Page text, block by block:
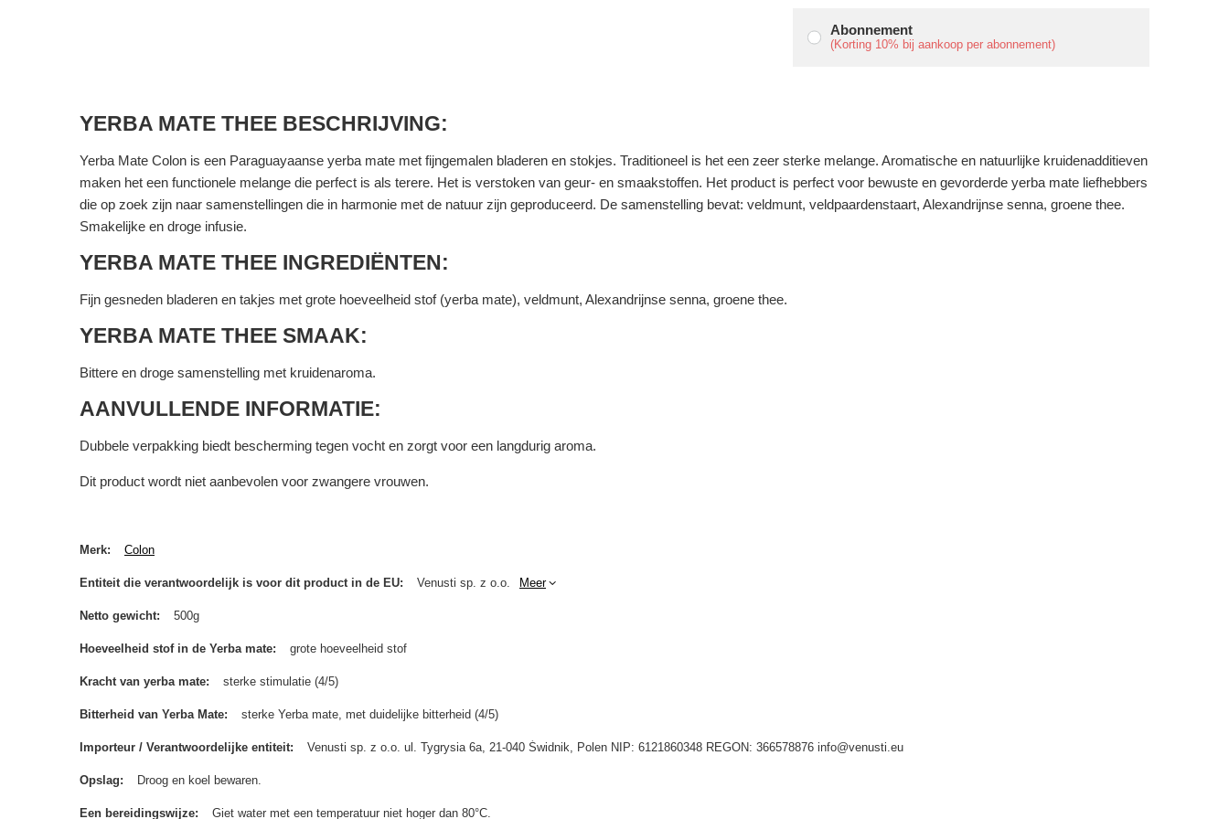
Abonnement
(Korting 10% bij aankoop per abonnement)
YERBA MATE THEE BESCHRIJVING:
Yerba Mate Colon is een Paraguayaanse yerba mate met fijngemalen bladeren en stokjes. Traditioneel is het een zeer sterke melange. Aromatische en natuurlijke kruidenadditieven
maken het een functionele melange die perfect is als terere. Het is verstoken van geur- en smaakstoffen. Het product is perfect voor bewuste en gevorderde yerba mate liefhebbers
die op zoek zijn naar samenstellingen die in harmonie met de natuur zijn geproduceerd. De samenstelling bevat: veldmunt, veldpaardenstaart, Alexandrijnse senna, groene thee.
Smakelijke en droge infusie.
YERBA MATE THEE INGREDIËNTEN:
Fijn gesneden bladeren en takjes met grote hoeveelheid stof (yerba mate), veldmunt, Alexandrijnse senna, groene thee.
YERBA MATE THEE SMAAK:
Bittere en droge samenstelling met kruidenaroma.
AANVULLENDE INFORMATIE:
Dubbele verpakking biedt bescherming tegen vocht en zorgt voor een langdurig aroma.
Dit product wordt niet aanbevolen voor zwangere vrouwen.
Merk Colon
Entiteit die verantwoordelijk is voor dit product in de EU Venusti sp. z o.o. Meer
Netto gewicht 500g
Hoeveelheid stof in de Yerba mate grote hoeveelheid stof
Kracht van yerba mate sterke stimulatie (4/5)
Bitterheid van Yerba Mate sterke Yerba mate, met duidelijke bitterheid (4/5)
Importeur / Verantwoordelijke entiteit Venusti sp. z o.o. ul. Tygrysia 6a, 21-040 Świdnik, Polen NIP: 6121860348 REGON: 366578876 info@venusti.eu
Opslag Droog en koel bewaren.
Een bereidingswijze Giet water met een temperatuur niet hoger dan 80°C.